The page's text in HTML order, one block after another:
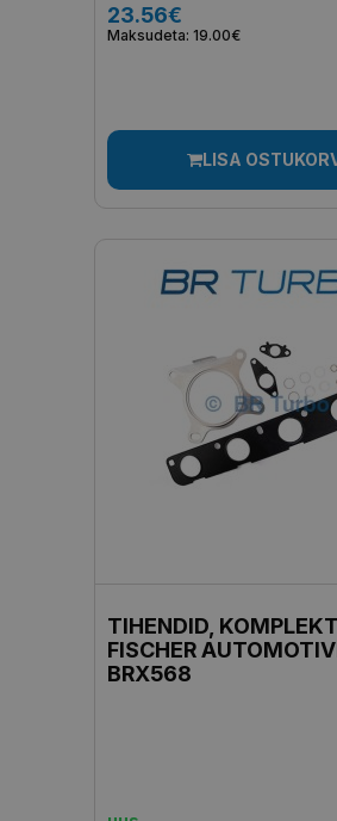
23.56€
Maksudeta: 19.00€
LISA
TIHENDID, KOMPLEKT
FISCHER
BRX568